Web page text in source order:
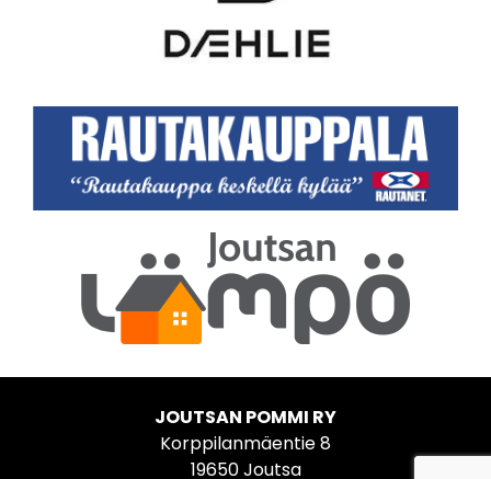
JOUTSAN POMMI RY
Korppilanmäentie 8
19650 Joutsa